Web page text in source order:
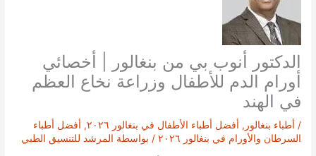
الدكتور أنوب بي من بنغالور | أخصائي
أورام الدم للأطفال وزراعة نخاع العظم
في الهند
/ أطباء بنغالور , أفضل أطباء الأطفال في بنغالور ٢٠٢٦ , أفضل أطباء
السرطان والأورام في بنغالور ٢٠٢٦
/ بواسطة المرشد للتنسيق الطبي